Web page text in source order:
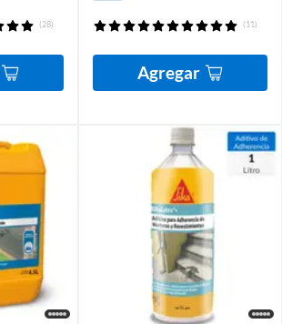
(28) (11)
Agregar